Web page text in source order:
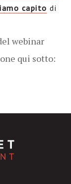
capito di
webinar
qui sotto: